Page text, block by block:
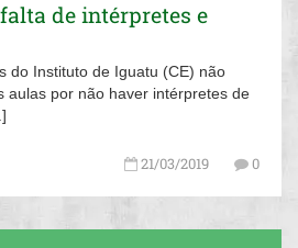
de intérpretes e
do Instituto de Iguatu (CE) não
aulas por não haver intérpretes de
21/03/2019 0